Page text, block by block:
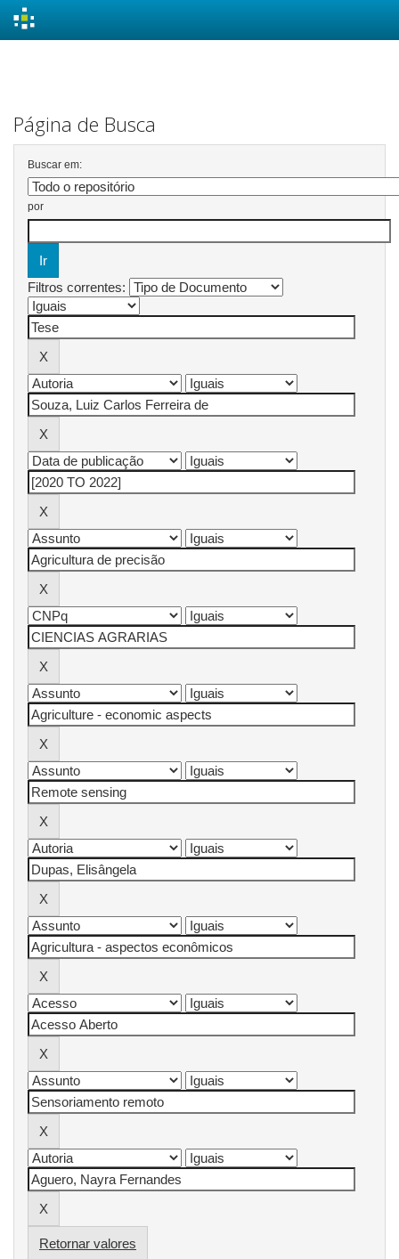
Página de Busca
Buscar em:
por
Filtros correntes:
Retornar valores